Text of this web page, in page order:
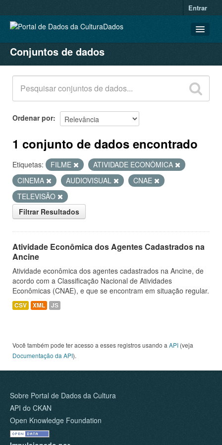
Entrar
CONJUNTOS DE DADOS
ORGANIZAÇÕES
GRUPOS
SOBRE
Conjuntos de dados
Ordenar por
1 conjunto de dados encontrado
Etiquetas: FILME
ATIVIDADE ECONÔMICA
CINEMA
AUDIOVISUAL
CNAE
TELEVISÃO
Filtrar Resultados
Atividade Econômica dos Agentes Cadastrados na
Ancine
Atividade econômica dos agentes cadastrados na Ancine, de
acordo com a Classificação Nacional de Atividades
Econômicas (CNAE), e que se encontram em situação regular.
CSV XML JS
Você também pode ter acesso a esses registros usando a API (veja
Documentação da API).
Sobre Portal de Dados da Cultura
API do CKAN
Open Knowledge Foundation